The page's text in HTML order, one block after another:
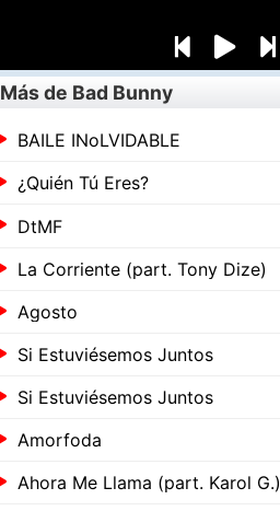
Más de Bad Bunny
BAILE INoLVIDABLE
¿Quién Tú Eres?
DtMF
La Corriente (part. Tony Dize)
Agosto
Si Estuviésemos Juntos
Si Estuviésemos Juntos
Amorfoda
Ahora Me Llama (part. Karol G.)